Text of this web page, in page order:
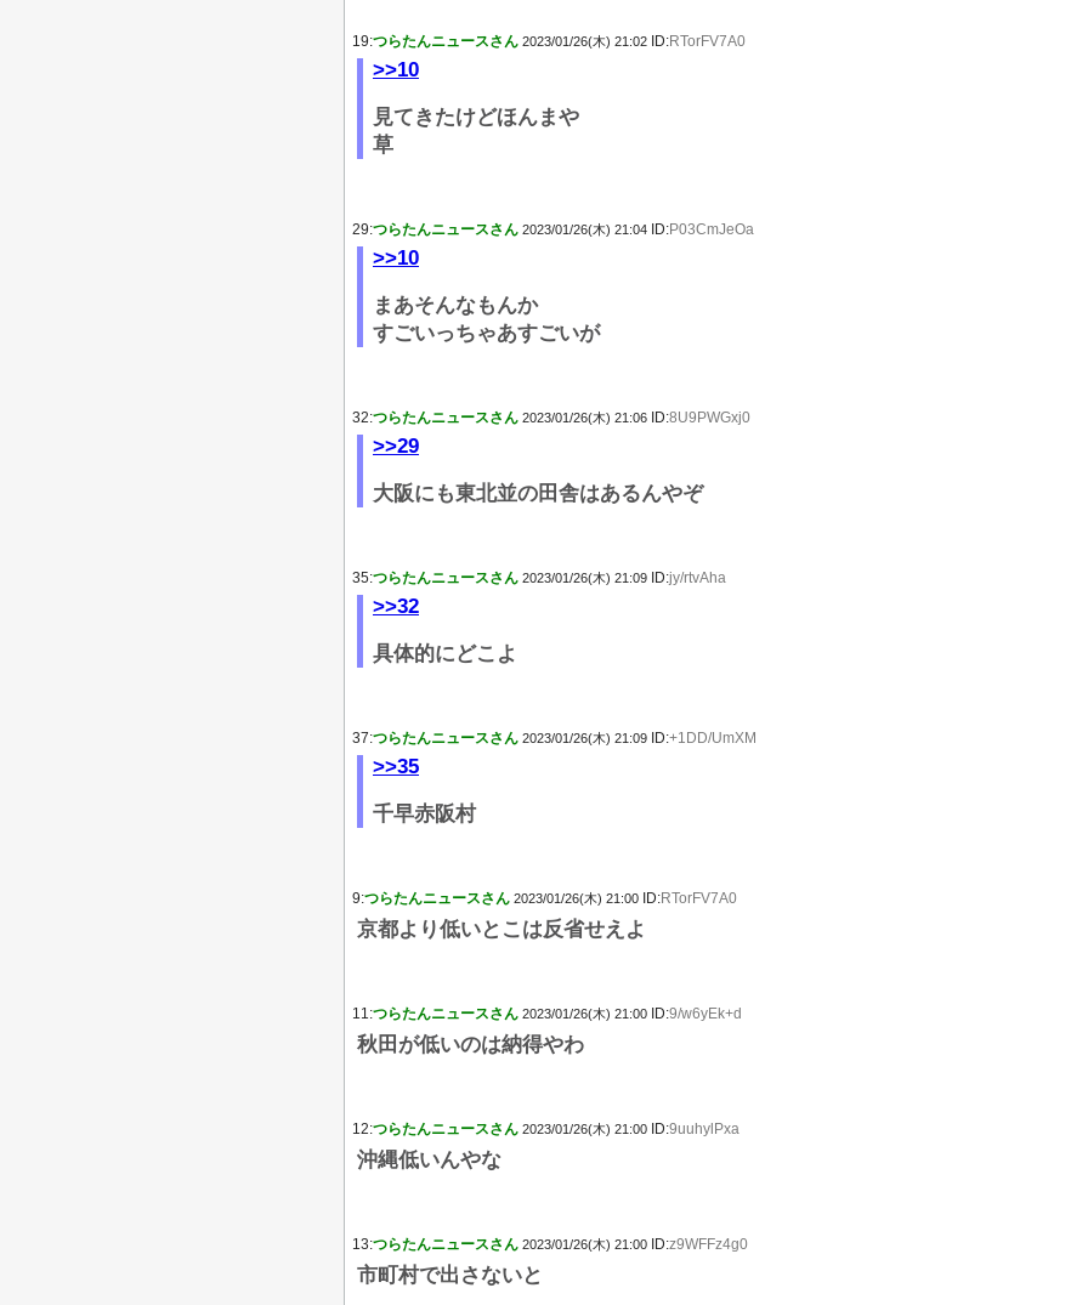
19:つらたんニュースさん 2023/01/26(木) 21:02 ID:RTorFV7A0
>>10
見てきたけどほんまや
草
29:つらたんニュースさん 2023/01/26(木) 21:04 ID:P03CmJeOa
>>10
まあそんなもんか
すごいっちゃあすごいが
32:つらたんニュースさん 2023/01/26(木) 21:06 ID:8U9PWGxj0
>>29
大阪にも東北並の田舎はあるんやぞ
35:つらたんニュースさん 2023/01/26(木) 21:09 ID:jy/rtvAha
>>32
具体的にどこよ
37:つらたんニュースさん 2023/01/26(木) 21:09 ID:+1DD/UmXM
>>35
千早赤阪村
9:つらたんニュースさん 2023/01/26(木) 21:00 ID:RTorFV7A0
京都より低いとこは反省せえよ
11:つらたんニュースさん 2023/01/26(木) 21:00 ID:9/w6yEk+d
秋田が低いのは納得やわ
12:つらたんニュースさん 2023/01/26(木) 21:00 ID:9uuhylPxa
沖縄低いんやな
13:つらたんニュースさん 2023/01/26(木) 21:00 ID:z9WFFz4g0
市町村で出さないと